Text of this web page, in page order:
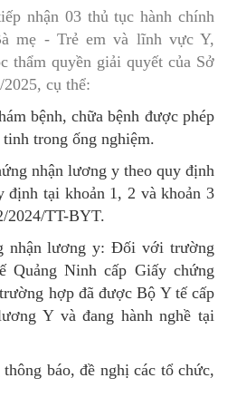
nhận 03 thủ tục hành chính
mẹ - Trẻ em và lĩnh vực Y,
thẩm quyền giải quyết của Sở
cụ thể:
bệnh, chữa bệnh được phép
trong ống nghiệm.
nhận lương y theo quy định
định tại khoản 1, 2 và khoản 3
2024/TT-BYT.
nhận lương y: Đối với trường
Quảng Ninh cấp Giấy chứng
hợp đã được Bộ Y tế cấp
Y và đang hành nghề tại
báo, đề nghị các tổ chức,